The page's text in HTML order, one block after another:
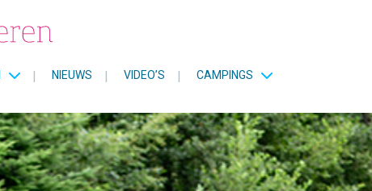
| NIEUWS | VIDEO’S | CAMPINGS